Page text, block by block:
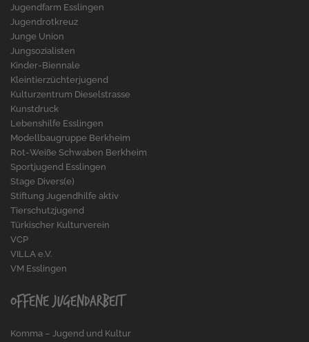
Jugendfarm Esslingen
Jugendrotkreuz
Junge Union
Jungsozialisten
Kinder-Biennale
Kleintierzüchterjugend
Kulturzentrum Dieselstrasse
Kunstdruck
Lebenshilfe Esslingen
Modellbaugruppe Berkheim
Rot-Weiße Schwaben Berkheim
Sportjugend Esslingen
Stage Divers(e)
Stiftung Jugendhilfe aktiv
Tierschutzjugend
Türkischer Kulturverein
VCP
VILLA e.V.
VM Esslingen
Offene Jugendarbeit
Komma – Jugend und Kultur